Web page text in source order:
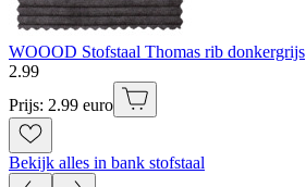
WOOOD Stofstaal Thomas rib donkergrijs
2.99
Prijs: 2.99 euro
Bekijk alles in bank stofstaal